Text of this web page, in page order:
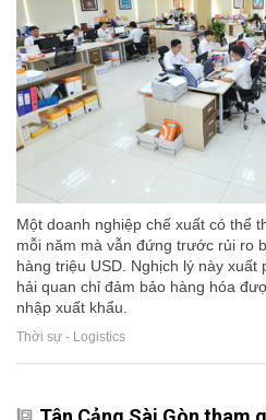
Một doanh nghiệp chế xuất có thể
mỗi năm mà vẫn đứng trước rủi ro
hàng triệu USD. Nghịch lý này
hải quan chỉ đảm bảo hàng hóa
nhập xuất khẩu.
Thời sự - Logistics